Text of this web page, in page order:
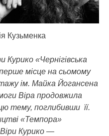
Кузьменка
Курико «Чернігівська
місце на сьомому
ім. Майка Йогансена
Віра продовжила
тему, поглибивши її.
«Темпора»
Курико —